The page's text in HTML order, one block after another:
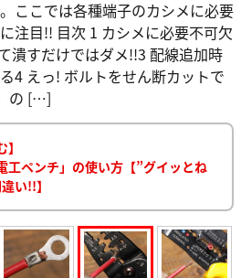
ここでは各種端子のカシメに必要
注目!! 目次 1 カシメに必要不可欠
潰すだけではダメ!!3 配線追加時
4 えっ! ボルトをせん断カットで
の […]
工ペンチ」の使い方【”グイッとね
い!!】